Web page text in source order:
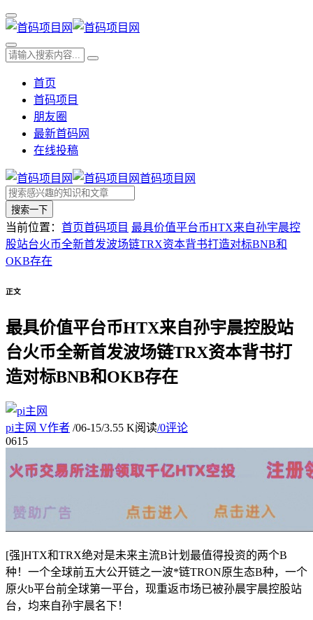
首页
首码项目
朋友圈
最新首码网
在线投稿
首码项目网
搜索一下
当前位置： 首页首码项目 最具价值平台币HTX来自孙宇晨控
股站台火币全新首发波场链TRX资本背书打造对标BNB和
OKB存在
正文
最具价值平台币HTX来自孙宇晨控股站
台火币全新首发波场链TRX资本背书打
造对标BNB和OKB存在
pi主网 V作者 /06-15/3.55 K阅读/0评论
0615
[强]HTX和TRX绝对是未来主流B计划最值得投资的两个B
种！一个全球前五大公开链之一波*链TRON原生态B种，一个
原火b平台前全球第一平台，现重返市场已被孙晨宇晨控股站
台，均来自孙宇晨名下！